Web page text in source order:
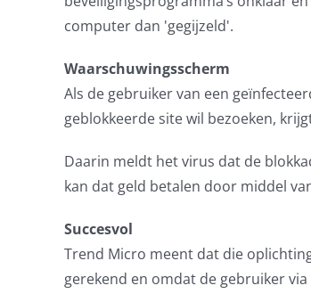
computer dan 'gegijzeld'.
Waarschuwingsscherm
Als de gebruiker van een
geblokkeerde site wil bezoeken,
Daarin meldt het virus dat de
kan dat geld betalen door middel
Succesvol
Trend Micro meent dat die
gerekend en omdat de gebruiker